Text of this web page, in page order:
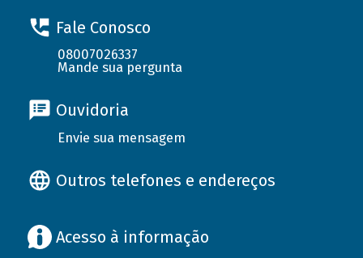
Fale Conosco
08007026337
Mande sua pergunta
Ouvidoria
Envie sua mensagem
Outros telefones e endereços
Acesso à informação